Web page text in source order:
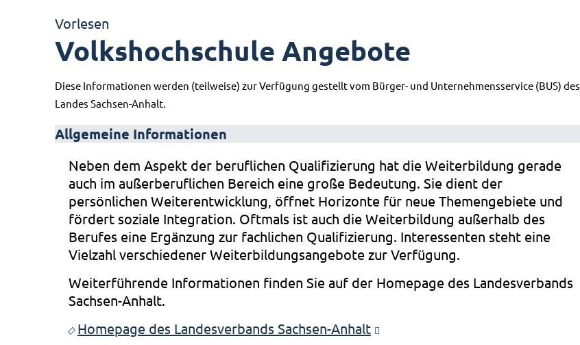
Vorlesen
Volkshochschule Angebote
Diese Informationen werden (teilweise) zur Verfügung gestellt vom Bürger- und Unternehmensservice (BUS) des
Landes Sachsen-Anhalt.
Allgemeine Informationen
Neben dem Aspekt der beruflichen Qualifizierung hat die Weiterbildung gerade
auch im außerberuflichen Bereich eine große Bedeutung. Sie dient der
persönlichen Weiterentwicklung, öffnet Horizonte für neue Themengebiete und
fördert soziale Integration. Oftmals ist auch die Weiterbildung außerhalb des
Berufes eine Ergänzung zur fachlichen Qualifizierung. Interessenten steht eine
Vielzahl verschiedener Weiterbildungsangebote zur Verfügung.
Weiterführende Informationen finden Sie auf der Homepage des Landesverbands
Sachsen-Anhalt.
Homepage des Landesverbands Sachsen-Anhalt